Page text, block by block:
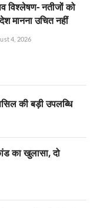
विश्लेषण- नतीजों को
मानना उचित नहीं
4, 2026
की बड़ी उपलब्धि
का खुलासा, दो